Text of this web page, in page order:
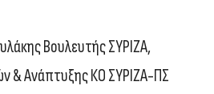
Βουλευτής ΣΥΡΙΖΑ,
& Ανάπτυξης ΚΟ ΣΥΡΙΖΑ-ΠΣ